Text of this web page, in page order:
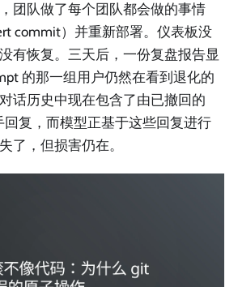
团队做了每个团队都会做的事情
commit）并重新部署。仪表板没
有恢复。三天后，一份复盘报告显
的那一组用户仍然在看到退化的
话历史中现在包含了由已撤回的
回复，而模型正基于这些回复进行
了，但损害仍在。